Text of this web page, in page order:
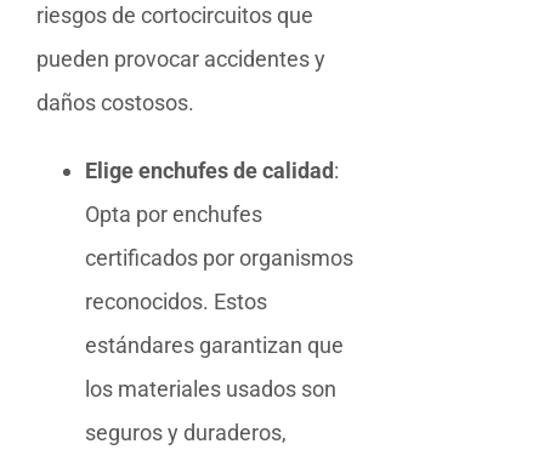
riesgos de cortocircuitos que
pueden provocar accidentes y
daños costosos.
Elige enchufes de calidad:
Opta por enchufes
certificados por organismos
reconocidos. Estos
estándares garantizan que
los materiales usados son
seguros y duraderos,